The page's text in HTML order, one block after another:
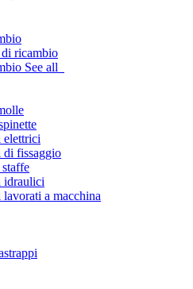
di ricambio
See all
elettrici
di fissaggio
idraulici
a macchina